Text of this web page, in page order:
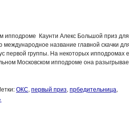
ипподроме Каунти Алекс Большой приз для
название главной скачки
первой группы. На некоторых ипподромах
Московском ипподроме она
ОКС, первый приз, прбедительница,